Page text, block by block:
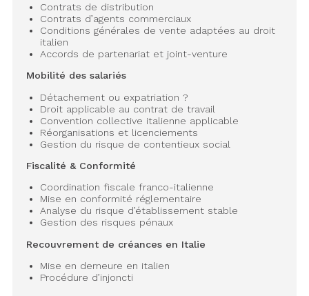
Contrats de distribution
Contrats d’agents commerciaux
Conditions générales de vente adaptées au droit
italien
Accords de partenariat et joint-venture
Mobilité des salariés
Détachement ou expatriation ?
Droit applicable au contrat de travail
Convention collective italienne applicable
Réorganisations et licenciements
Gestion du risque de contentieux social
Fiscalité & Conformité
Coordination fiscale franco-italienne
Mise en conformité réglementaire
Analyse du risque d’établissement stable
Gestion des risques pénaux
Recouvrement de créances en Italie
Mise en demeure en italien
Procédure d’injoncti